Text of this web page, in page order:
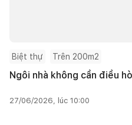
Biệt thự Trên 200m2
Ngôi nhà không cần điều
27/06/2026, lúc 10:00